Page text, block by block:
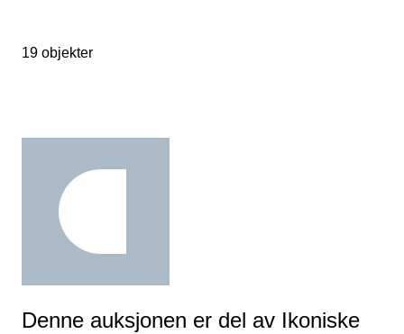
19 objekter
Denne auksjonen er del av Ikoniske